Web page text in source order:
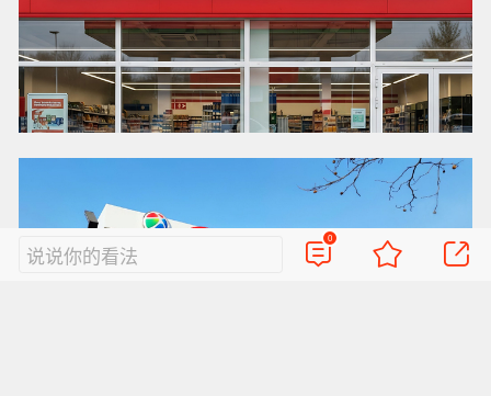
说说你的看法
0